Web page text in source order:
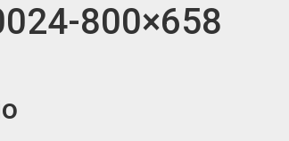
800×658